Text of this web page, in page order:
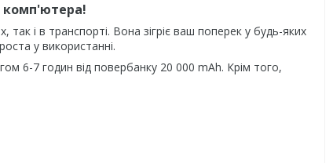
комп'ютера!
і в транспорті. Вона зігріє ваш поперек у будь-яких
у використанні.
6-7 годин від повербанку 20 000 mAh. Крім того,